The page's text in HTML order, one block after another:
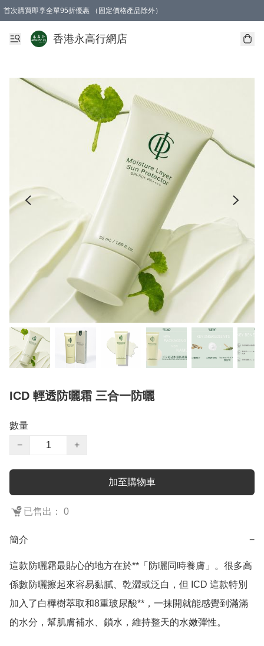
首次購買即享全單95折優惠 （固定價格產品除外）
澳門地區購物滿$800免運費
香港地區購物滿$600免運費
購買滿HK$1000即可免費獲得一個GEARLEX Small Ear Carabiner 2.0 扣環（贈品
香港永高行網店
ICD 輕透防曬霜 三合一防曬
數量
−
+
加至購物車
已售出： 0
簡介 −
這款防曬霜最貼心的地方在於**「防曬同時養膚」。很多高
係數防曬擦起來容易黏膩、乾澀或泛白，但 ICD 這款特別
加入了白樺樹萃取和8重玻尿酸**，一抹開就能感覺到滿滿
的水分，幫肌膚補水、鎖水，維持整天的水嫩彈性。